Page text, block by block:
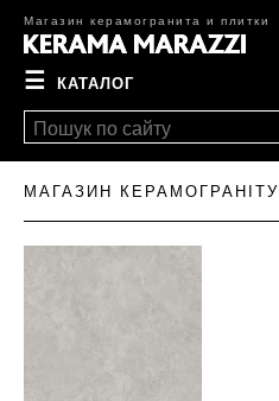
Магазин керамогранита и плитки
☰ КАТАЛОГ
МАГАЗИН КЕРАМОГРАНІТУ